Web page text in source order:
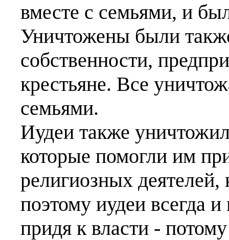
вместе с семьями, и
Уничтожены были
собственности,
крестьяне. Все
семьями.
Иудеи также
которые помогли им
религиозных
поэтому иудеи всегда
придя к власти -